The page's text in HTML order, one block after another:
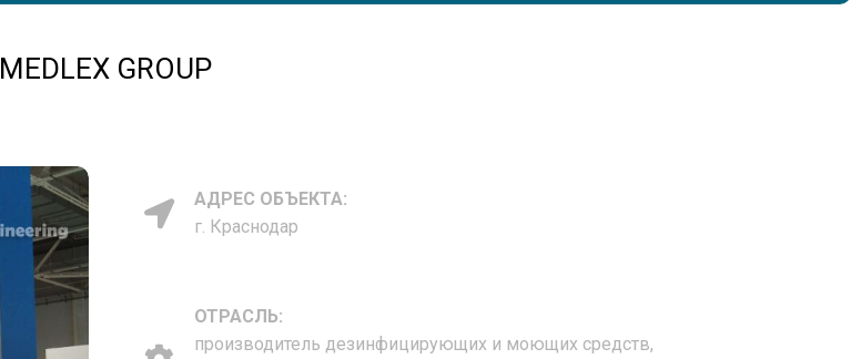
MEDLEX GROUP
АДРЕС ОБЪЕКТА:
г. Краснодар
ОТРАСЛЬ:
производитель дезинфицирующих и моющих средств,